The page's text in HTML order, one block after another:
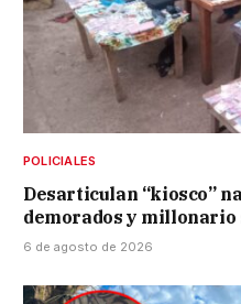
POLICIALES
Desarticulan “kiosco”
demorados y millonario
6 de agosto de 2026